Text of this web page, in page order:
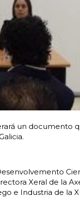
un documento
Xeral de la
e Industria de la